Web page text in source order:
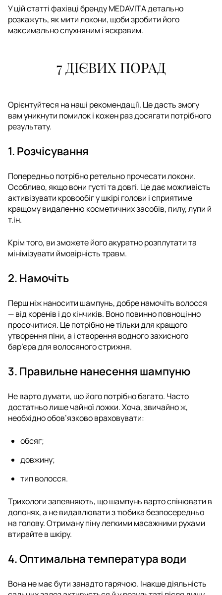
У цій статті фахівці бренду MEDAVITA детально
розкажуть, як мити локони, щоби зробити його
максимально слухняним і яскравим.
7 ДІЄВИХ ПОРАД
Орієнтуйтеся на наші рекомендації. Це дасть змогу
вам уникнути помилок і кожен раз досягати потрібного
результату.
1. Розчісування
Попередньо потрібно ретельно прочесати локони.
Особливо, якщо вони густі та довгі. Це дає можливість
активізувати кровообіг у шкірі голови і сприятиме
кращому видаленню косметичних засобів, пилу, лупи й
т.ін.
Крім того, ви зможете його акуратно розплутати та
мінімізувати ймовірність травм.
2. Намочіть
Перш ніж наносити шампунь, добре намочіть волосся
— від коренів і до кінчиків. Воно повинно повноцінно
просочитися. Це потрібно не тільки для кращого
утворення піни, а і створення водного захисного
бар’єра для волосяного стрижня.
3. Правильне нанесення шампуню
Не варто думати, що його потрібно багато. Часто
достатньо лише чайної ложки. Хоча, звичайно ж,
необхідно обов’язково враховувати:
обсяг;
довжину;
тип волосся.
Трихологи запевняють, що шампунь варто спінювати в
долонях, а не видавлювати з тюбика безпосередньо
на голову. Отриману піну легкими масажними рухами
втирайте в шкіру.
4. Оптимальна температура води
Вона не має бути занадто гарячою. Інакше діяльність